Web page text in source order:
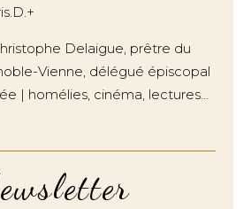
Delaigue, prêtre du
Vienne, délégué épiscopal
| homélies, cinéma, lectures…